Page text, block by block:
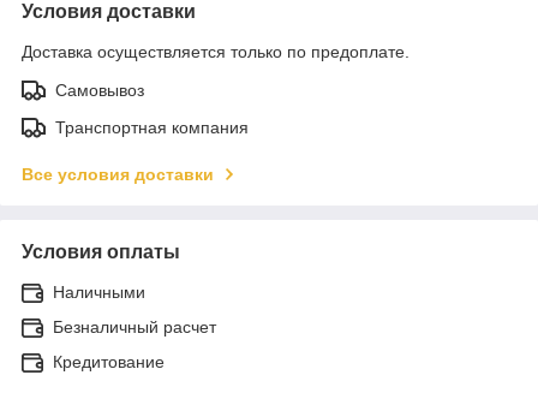
Условия доставки
Доставка осуществляется только по предоплате.
Самовывоз
Транспортная компания
Все условия доставки
Условия оплаты
Наличными
Безналичный расчет
Кредитование